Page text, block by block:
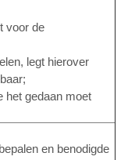
voor de
legt hierover
gedaan moet
en benodigde